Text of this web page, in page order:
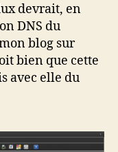
devrait, en
DNS du
blog sur
bien que cette
avec elle du